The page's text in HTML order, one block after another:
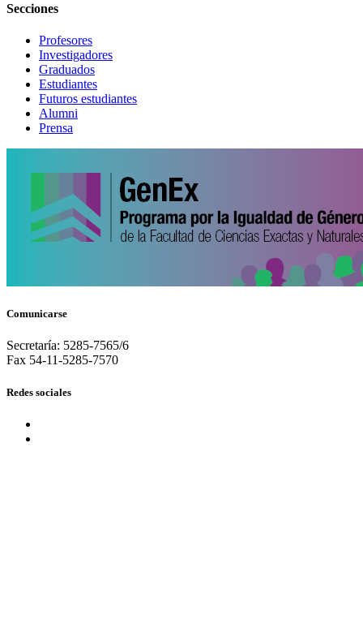
Secciones
Profesores
Investigadores
Graduados
Estudiantes
Futuros estudiantes
Alumni
Prensa
Comunicarse
Secretaría: 5285-7565/6
Fax 54-11-5285-7570
Redes sociales